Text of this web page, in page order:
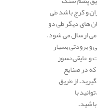
و کرج باشد طی
های دیگر طی دو
ارسال می شود.
برودتی بسیار
و عایقی نسوز
در صنایع
از طریق
با
باشید.